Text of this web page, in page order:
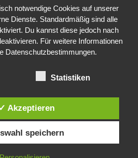
notwendige Cookies auf unserer
Dienste. Standardmäßig sind alle
Du kannst diese jedoch nach
Für weitere Informationen
Datenschutzbestimmungen.
Statistiken
✓ Akzeptieren
speichern